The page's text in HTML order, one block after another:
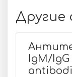
Другие
IgM/